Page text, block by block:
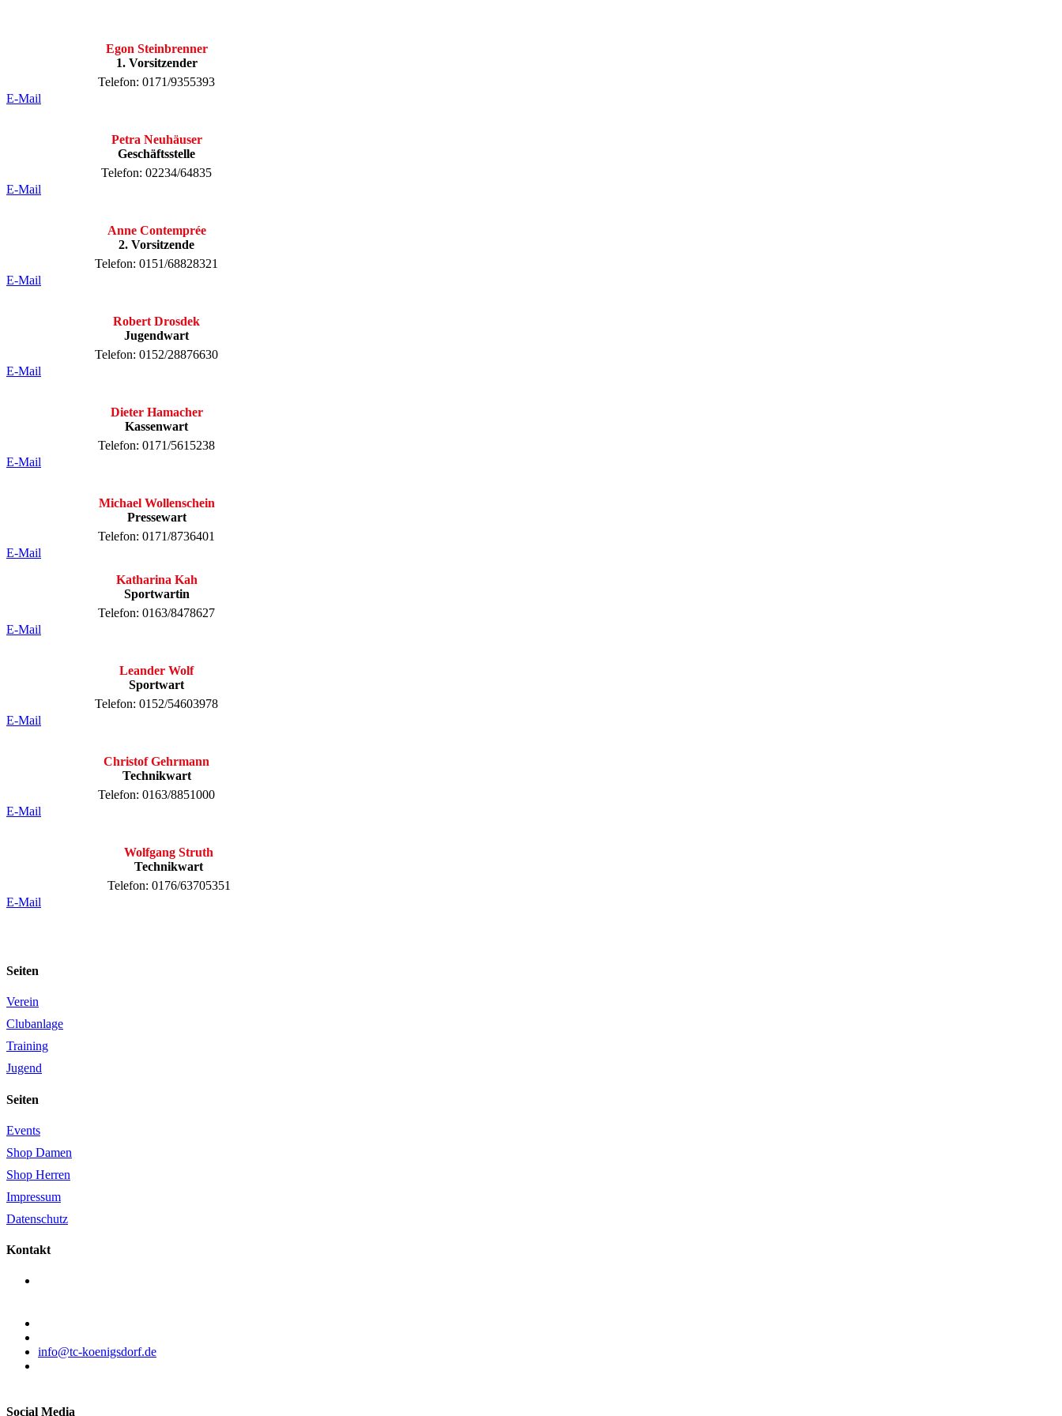
Egon Steinbrenner
1. Vorsitzender
Telefon: 0171/9355393
E-Mail
Petra Neuhäuser
Geschäftsstelle
Telefon: 02234/64835
E-Mail
Anne Contemprée
2. Vorsitzende
Telefon: 0151/68828321
E-Mail
Robert Drosdek
Jugendwart
Telefon: 0152/28876630
E-Mail
Dieter Hamacher
Kassenwart
Telefon: 0171/5615238
E-Mail
Michael Wollenschein
Pressewart
Telefon: 0171/8736401
E-Mail
Katharina Kah
Sportwartin
Telefon: 0163/8478627
E-Mail
Leander Wolf
Sportwart
Telefon: 0152/54603978
E-Mail
Christof Gehrmann
Technikwart
Telefon: 0163/8851000
E-Mail
Wolfgang Struth
Technikwart
Telefon: 0176/63705351
E-Mail
Seiten
Verein
Clubanlage
Training
Jugend
Seiten
Events
Shop Damen
Shop Herren
Impressum
Datenschutz
Kontakt
info@tc-koenigsdorf.de
Social Media